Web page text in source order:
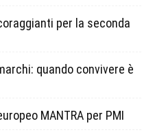
per la seconda
quando convivere è
MANTRA per PMI